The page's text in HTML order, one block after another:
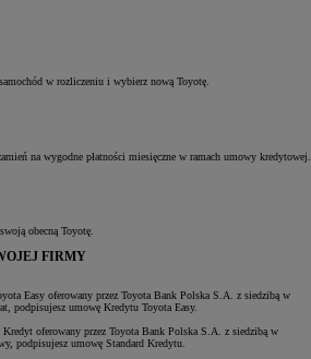
w rozliczeniu i wybierz nową Toyotę.
na wygodne płatności miesięczne w ramach umowy kredytowej.
obecną Toyotę.
FIRMY
Easy oferowany przez Toyota Bank Polska S.A. z siedzibą w
podpisujesz umowę Kredytu Toyota Easy.
oferowany przez Toyota Bank Polska S.A. z siedzibą w
podpisujesz umowę Standard Kredytu.